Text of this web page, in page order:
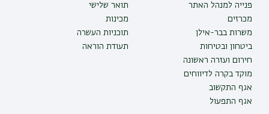
פנייה למנהל האתר
מכרזים
משרות בבר-אילן
ביטחון ובטיחות
חירום ועזרה ראשונה
מוקד בקרה לדיווחים
אגף התקשוב
אגף התפעול
תואר שלישי
מכינות
תוכניות העשרה
תעודת הוראה